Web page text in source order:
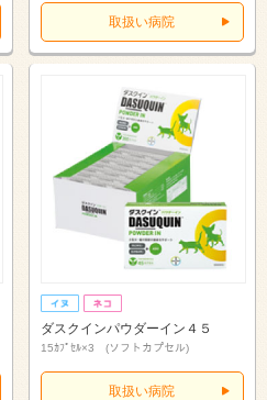
取扱い病院
ダスクインパウダーイン４５
15ｶﾌﾟｾﾙ×3 (ソフトカプセル)
取扱い病院